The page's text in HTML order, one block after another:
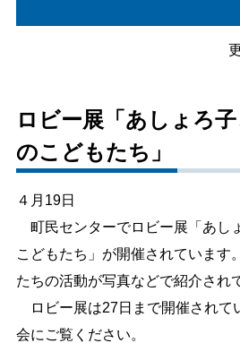
しごと・産業
文字サイズ
標準 拡
色合い
ロビー展「あしょろ
のこどもたち」
４月19日
町民センターでロビー展「あし
こどもたち」が開催されています
たちの活動が写真などで紹介され
ロビー展は27日まで開催されて
会にご覧ください。